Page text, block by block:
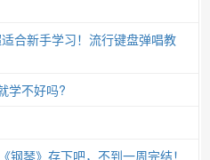
合新手学习！流行键盘弹唱教
学不好吗?
琴》存下吧，不到一周完结！